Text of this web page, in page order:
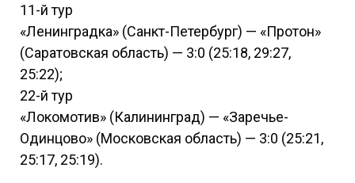
11-й тур
«Ленинградка» (Санкт-Петербург) — «Протон»
(Саратовская область) — 3:0 (25:18, 29:27,
25:22);
22-й тур
«Локомотив» (Калининград) — «Заречье-
Одинцово» (Московская область) — 3:0 (25:21,
25:17, 25:19).